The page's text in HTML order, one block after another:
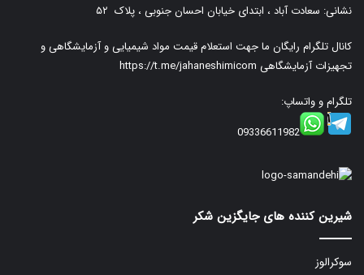
نشانی: سعادت آباد ، ابتدای خیابان احسان جنوبی ، پلاک ۵۲
کانال تلگرام رایگان ما جهت استعلام قیمت مواد شیمیایی و آزمایشگاهی و
تجهیزات آزمایشگاهی https://t.me/jahaneshimicom
تلگرام و واتساپ:
09336611982
شیرین کننده های جایگزین شکر
سوکرالوز